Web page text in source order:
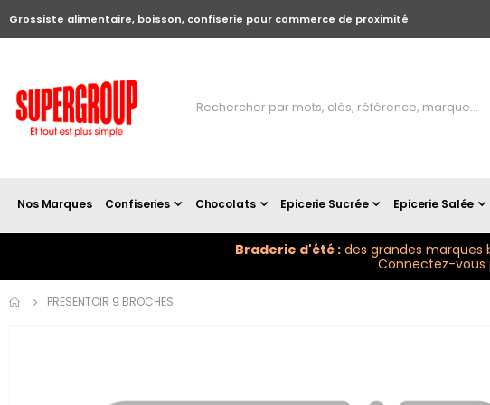
Grossiste alimentaire, boisson, confiserie pour commerce de proximité
Nos Marques Confiseries Chocolats Epicerie Sucrée Epicerie Salée
Braderie d'été : des grandes marques
Connectez-vous
PRESENTOIR 9 BROCHES
the